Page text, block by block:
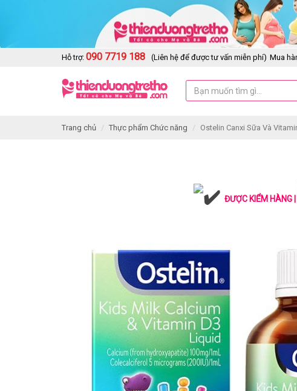
Hỗ trợ: 090 7719 188 (Liên hệ để được tư vấn miễn phí) Mua
Trang chủ Thực phẩm Chức năng Ostelin Canxi Sữa Và
ĐƯỢC KIỂM HÀNG |